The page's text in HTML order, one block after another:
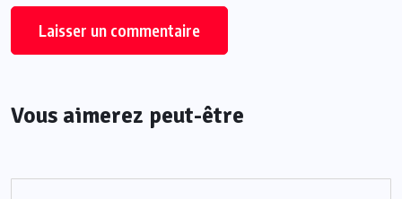
Vous aimerez peut-être